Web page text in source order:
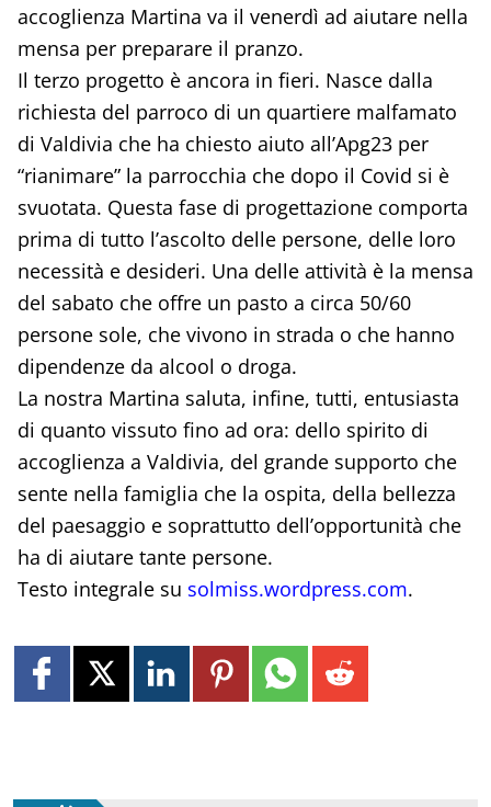
accoglienza Martina va il venerdì ad aiutare nella
mensa per preparare il pranzo.
Il terzo progetto è ancora in fieri. Nasce dalla
richiesta del parroco di un quartiere malfamato
di Valdivia che ha chiesto aiuto all’Apg23 per
“rianimare” la parrocchia che dopo il Covid si è
svuotata. Questa fase di progettazione comporta
prima di tutto l’ascolto delle persone, delle loro
necessità e desideri. Una delle attività è la mensa
del sabato che offre un pasto a circa 50/60
persone sole, che vivono in strada o che hanno
dipendenze da alcool o droga.
La nostra Martina saluta, infine, tutti, entusiasta
di quanto vissuto fino ad ora: dello spirito di
accoglienza a Valdivia, del grande supporto che
sente nella famiglia che la ospita, della bellezza
del paesaggio e soprattutto dell’opportunità che
ha di aiutare tante persone.
Testo integrale su solmiss.wordpress.com.